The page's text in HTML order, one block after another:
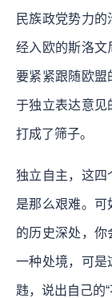
民族政党势力
经入欧的斯洛文
要紧紧跟随欧盟
于独立表达意见
打成了筛子。
独立自主，这四
是那么艰难。可
的历史深处，你
一种处境，可是
韪，说出自己的“